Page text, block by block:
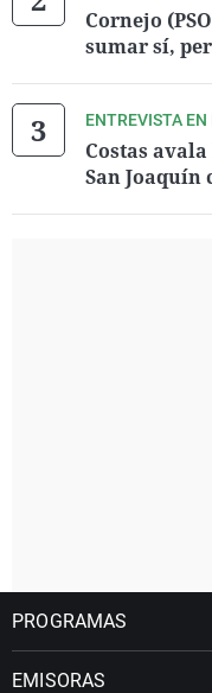
Cornejo
sumar sí,
ENTREVISTA EN
Costas
San Joaquín
PROGRAMAS
EMISORAS